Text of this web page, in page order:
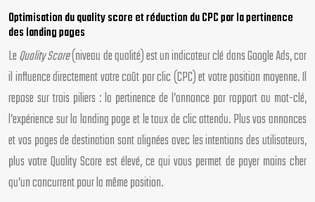
Optimisation du quality score et réduction du CPC par la pertinence
des landing pages
LeQuality Score(niveau de qualité) est un indicateur clé dans Google Ads, car
il influence directement votre coût par clic (CPC) et votre position moyenne. Il
repose sur trois piliers : la pertinence de l’annonce par rapport au mot-clé,
l’expérience sur la landing page et le taux de clic attendu. Plus vos annonces
et vos pages de destination sont alignées avec les intentions des utilisateurs,
plus votre Quality Score est élevé, ce qui vous permet de payer moins cher
qu’un concurrent pour la même position.